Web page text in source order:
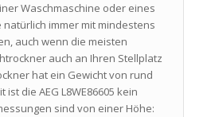
Waschmaschine oder eines
immer mit mindestens
auch wenn die meisten
auch an Ihren Stellplatz
hat ein Gewicht von rund
die AEG L8WE86605 kein
sind von einer Höhe: